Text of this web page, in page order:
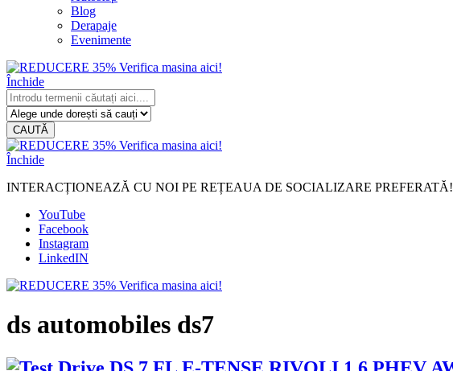
Blog
Derapaje
Evenimente
Închide
CAUTĂ
Închide
INTERACȚIONEAZĂ CU NOI PE REȚEAUA DE SOCIALIZARE PREFERATĂ!
YouTube
Facebook
Instagram
LinkedIN
ds automobiles ds7